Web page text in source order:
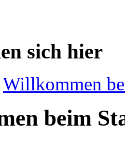
sich hier
Willkommen
beim